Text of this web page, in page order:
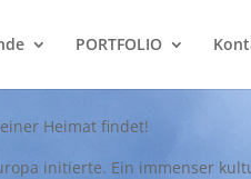
PORTFOLIO
Heimat findet!
initierte. Ein immenser